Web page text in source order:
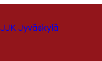
JJK Jyväskylä